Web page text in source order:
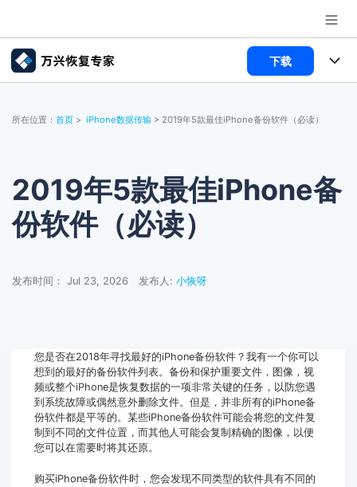
推荐产品
实用工具
关于万兴
客服热线：4000-300624
下载
破损文件修复
文章资讯
电脑数据恢复
服务与支持
联系我们
所在位置： 首页 > iPhone数据传输 > 2019年5款最佳iPhone备份软件（必读）
2019年5款最佳iPhone备
份软件（必读）
发布时间： Jul 23, 2026 发布人: 小恢呀
您是否在2018年寻找最好的iPhone备份软件？我有一个你可以
想到的最好的备份软件列表。备份和保护重要文件，图像，视
频或整个iPhone是恢复数据的一项非常关键的任务，以防您遇
到系统故障或偶然意外删除文件。但是，并非所有的iPhone备
份软件都是平等的。某些iPhone备份软件可能会将您的文件复
制到不同的文件位置，而其他人可能会复制精确的图像，以便
您可以在需要时将其还原。
购买iPhone备份软件时，您会发现不同类型的软件具有不同的